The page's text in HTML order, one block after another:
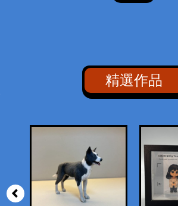
精選作品
Previous